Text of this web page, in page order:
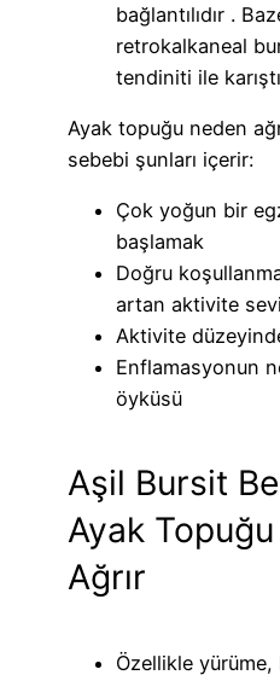
bağlantılıdır .
retrokalkaneal
tendiniti ile
Ayak topuğu neden
sebebi şunları içerir:
Çok yoğun bir
başlamak
Doğru
artan aktivite
Aktivite
Enflamasyonun
öyküsü
Aşil Bursit
Ayak
Ağrır
Özellikle